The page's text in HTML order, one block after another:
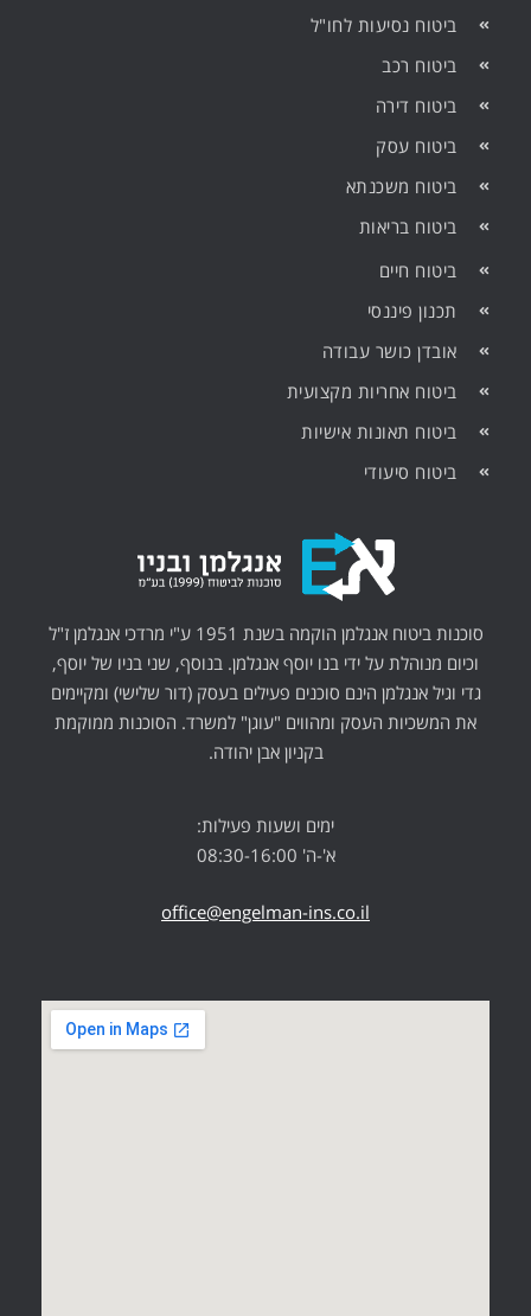
ביטוח נסיעות לחו"ל
ביטוח רכב
ביטוח דירה
ביטוח עסק
ביטוח משכנתא
ביטוח בריאות
ביטוח חיים
תכנון פיננסי
אובדן כושר עבודה
ביטוח אחריות מקצועית
ביטוח תאונות אישיות
ביטוח סיעודי
סוכנות ביטוח אנגלמן הוקמה בשנת 1951 ע"י מרדכי אנגלמן ז"ל
וכיום מנוהלת על ידי בנו יוסף אנגלמן. בנוסף, שני בניו של יוסף,
גדי וגיל אנגלמן הינם סוכנים פעילים בעסק (דור שלישי) ומקיימים
את המשכיות העסק ומהווים "עוגן" למשרד. הסוכנות ממוקמת
בקניון אבן יהודה.
ימים ושעות פעילות:
א'-ה' 08:30-16:00
office@engelman-ins.co.il